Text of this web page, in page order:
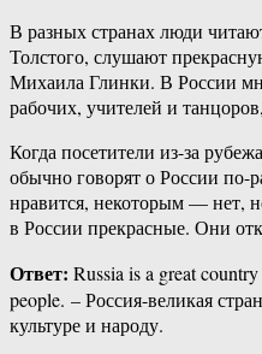
В разных странах люди
Толстого, слушают
Михаила Глинки. В России
рабочих, учителей и
Когда посетители из-за
обычно говорят о России по-
нравится, некоторым — нет,
в России прекрасные. Они
Ответ: Russia is a great
people. – Россия-великая
культуре и народу.